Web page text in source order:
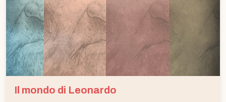
Il mondo di Leonardo